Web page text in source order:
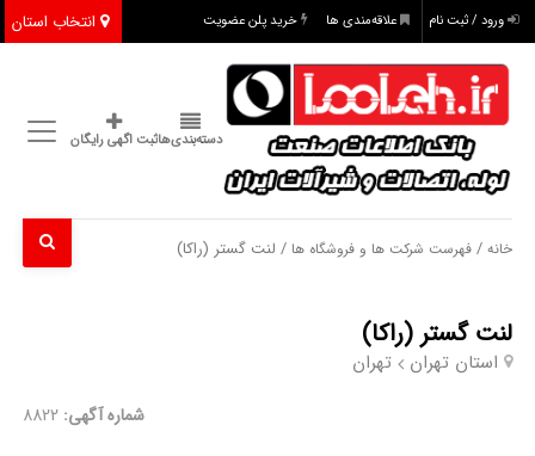
انتخاب استان ورود / ثبت نام علاقه‌مندی ها خرید پلن عضویت
دسته‌بندی‌هاثبت اگهی رایگان
خانه /فهرست شرکت ها و فروشگاه ها / لنت گستر (راکا)
لنت گستر (راکا)
استان تهران تهران
شماره آگهی: 8822